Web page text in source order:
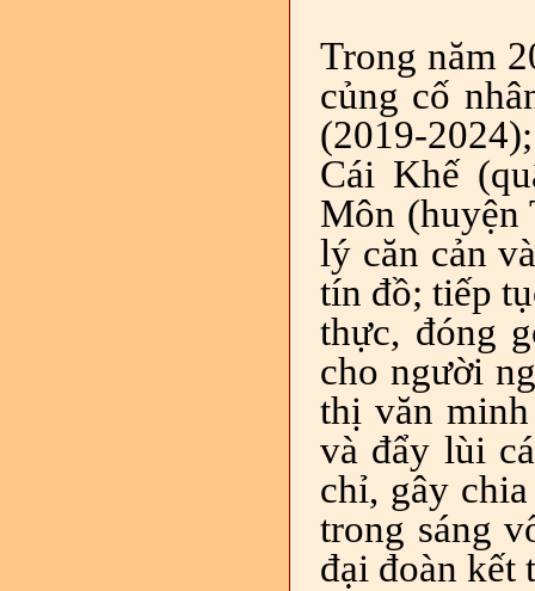
Trong năm
củng cố
(2019-
Cái Khế
Môn (huyện
lý căn cản
tín đồ; tiếp
thực, đóng
cho người
thị văn
và đẩy lùi
chỉ, gây
trong sáng
đại đoàn kết